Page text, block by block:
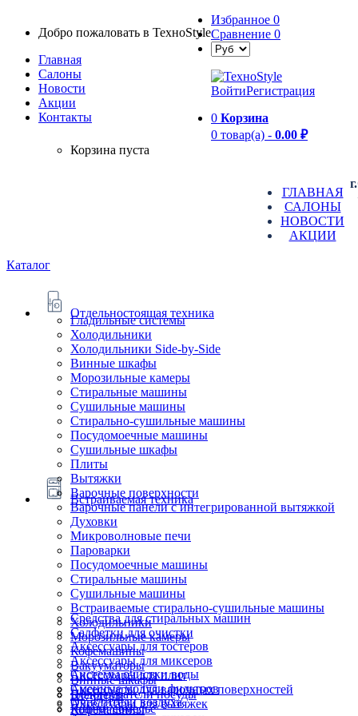
Добро пожаловать в TexноStyle
Главная
Салоны
Новости
Aкции
Контакты
Избранное 0
Сравнение 0
ВойтиРегистрация
0 Корзина
0 товар(а) - 0.00 ₽
Корзина пуста
ГЛАВНАЯ
САЛОНЫ
НОВОСТИ
АКЦИИ
Каталог
Отдельностоящая техника
Гладильные системы
Холодильники
Холодильники Side-by-Side
Винные шкафы
Морозильные камеры
Стиральные машины
Сушильные машины
Стирально-сушильные машины
Посудомоечные машины
Сушильные шкафы
Плиты
Встраиваемая техника
Вытяжки
Варочные поверхности
Варочные панели с интегрированной вытяжкой
Духовки
Микроволновые печи
Пароварки
Посудомоечные машины
Стиральные машины
Сушильные машины
Встраиваемые стирально-сушильные машины
Холодильники
Морозильные камеры
Кофемашины
Вакууматоры
Винные шкафы
Подогреватели посуды
Ящики сомелье
Блендеры
Кофемашины
Очистители воздуха
Системы очистки воды
Сменные модули фильтров
Аксессуары для тостеров
Аксессуары для миксеров
Аксессуары для плит
Аксессуары для варочных поверхностей
Аксессуары для вытяжек
Средства для стиральных машин
Салфетки для очистки